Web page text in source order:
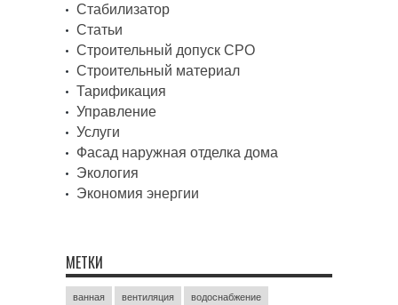
Стабилизатор
Статьи
Строительный допуск СРО
Строительный материал
Тарификация
Управление
Услуги
Фасад наружная отделка дома
Экология
Экономия энергии
МЕТКИ
ванная вентиляция водоснабжение